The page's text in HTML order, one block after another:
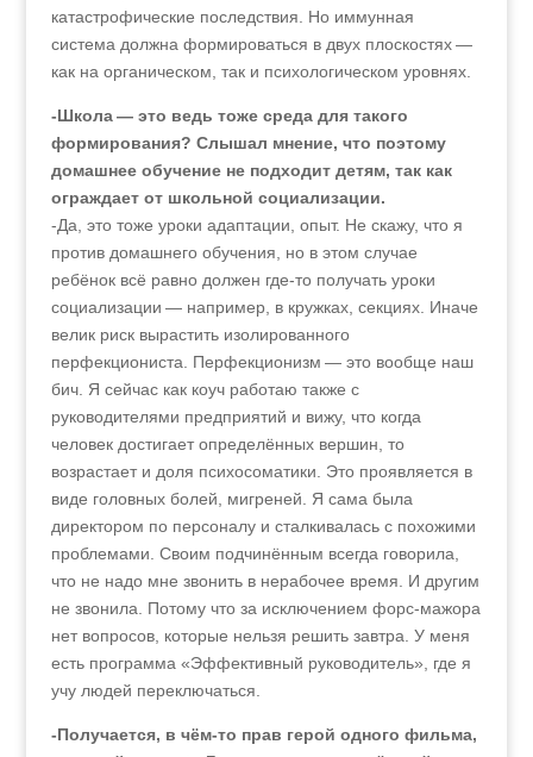
катастрофические последствия. Но иммунная
система должна формироваться в двух плоскостях —
как на органическом, так и психологическом уровнях.
-Школа — это ведь тоже среда для такого
формирования? Слышал мнение, что поэтому
домашнее обучение не подходит детям, так как
ограждает от школьной социализации.
-Да, это тоже уроки адаптации, опыт. Не скажу, что я
против домашнего обучения, но в этом случае
ребёнок всё равно должен где-то получать уроки
социализации — например, в кружках, секциях. Иначе
велик риск вырастить изолированного
перфекциониста. Перфекционизм — это вообще наш
бич. Я сейчас как коуч работаю также с
руководителями предприятий и вижу, что когда
человек достигает определённых вершин, то
возрастает и доля психосоматики. Это проявляется в
виде головных болей, мигреней. Я сама была
директором по персоналу и сталкивалась с похожими
проблемами. Своим подчинённым всегда говорила,
что не надо мне звонить в нерабочее время. И другим
не звонила. Потому что за исключением форс-мажора
нет вопросов, которые нельзя решить завтра. У меня
есть программа «Эффективный руководитель», где я
учу людей переключаться.
-Получается, в чём-то прав герой одного фильма,